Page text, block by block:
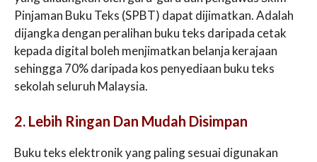
Pinjaman Buku Teks (SPBT) dapat dijimatkan. Adalah
dijangka dengan peralihan buku teks daripada cetak
kepada digital boleh menjimatkan belanja kerajaan
sehingga 70% daripada kos penyediaan buku teks
sekolah seluruh Malaysia.
2. Lebih Ringan Dan Mudah Disimpan
Buku teks elektronik yang paling sesuai digunakan